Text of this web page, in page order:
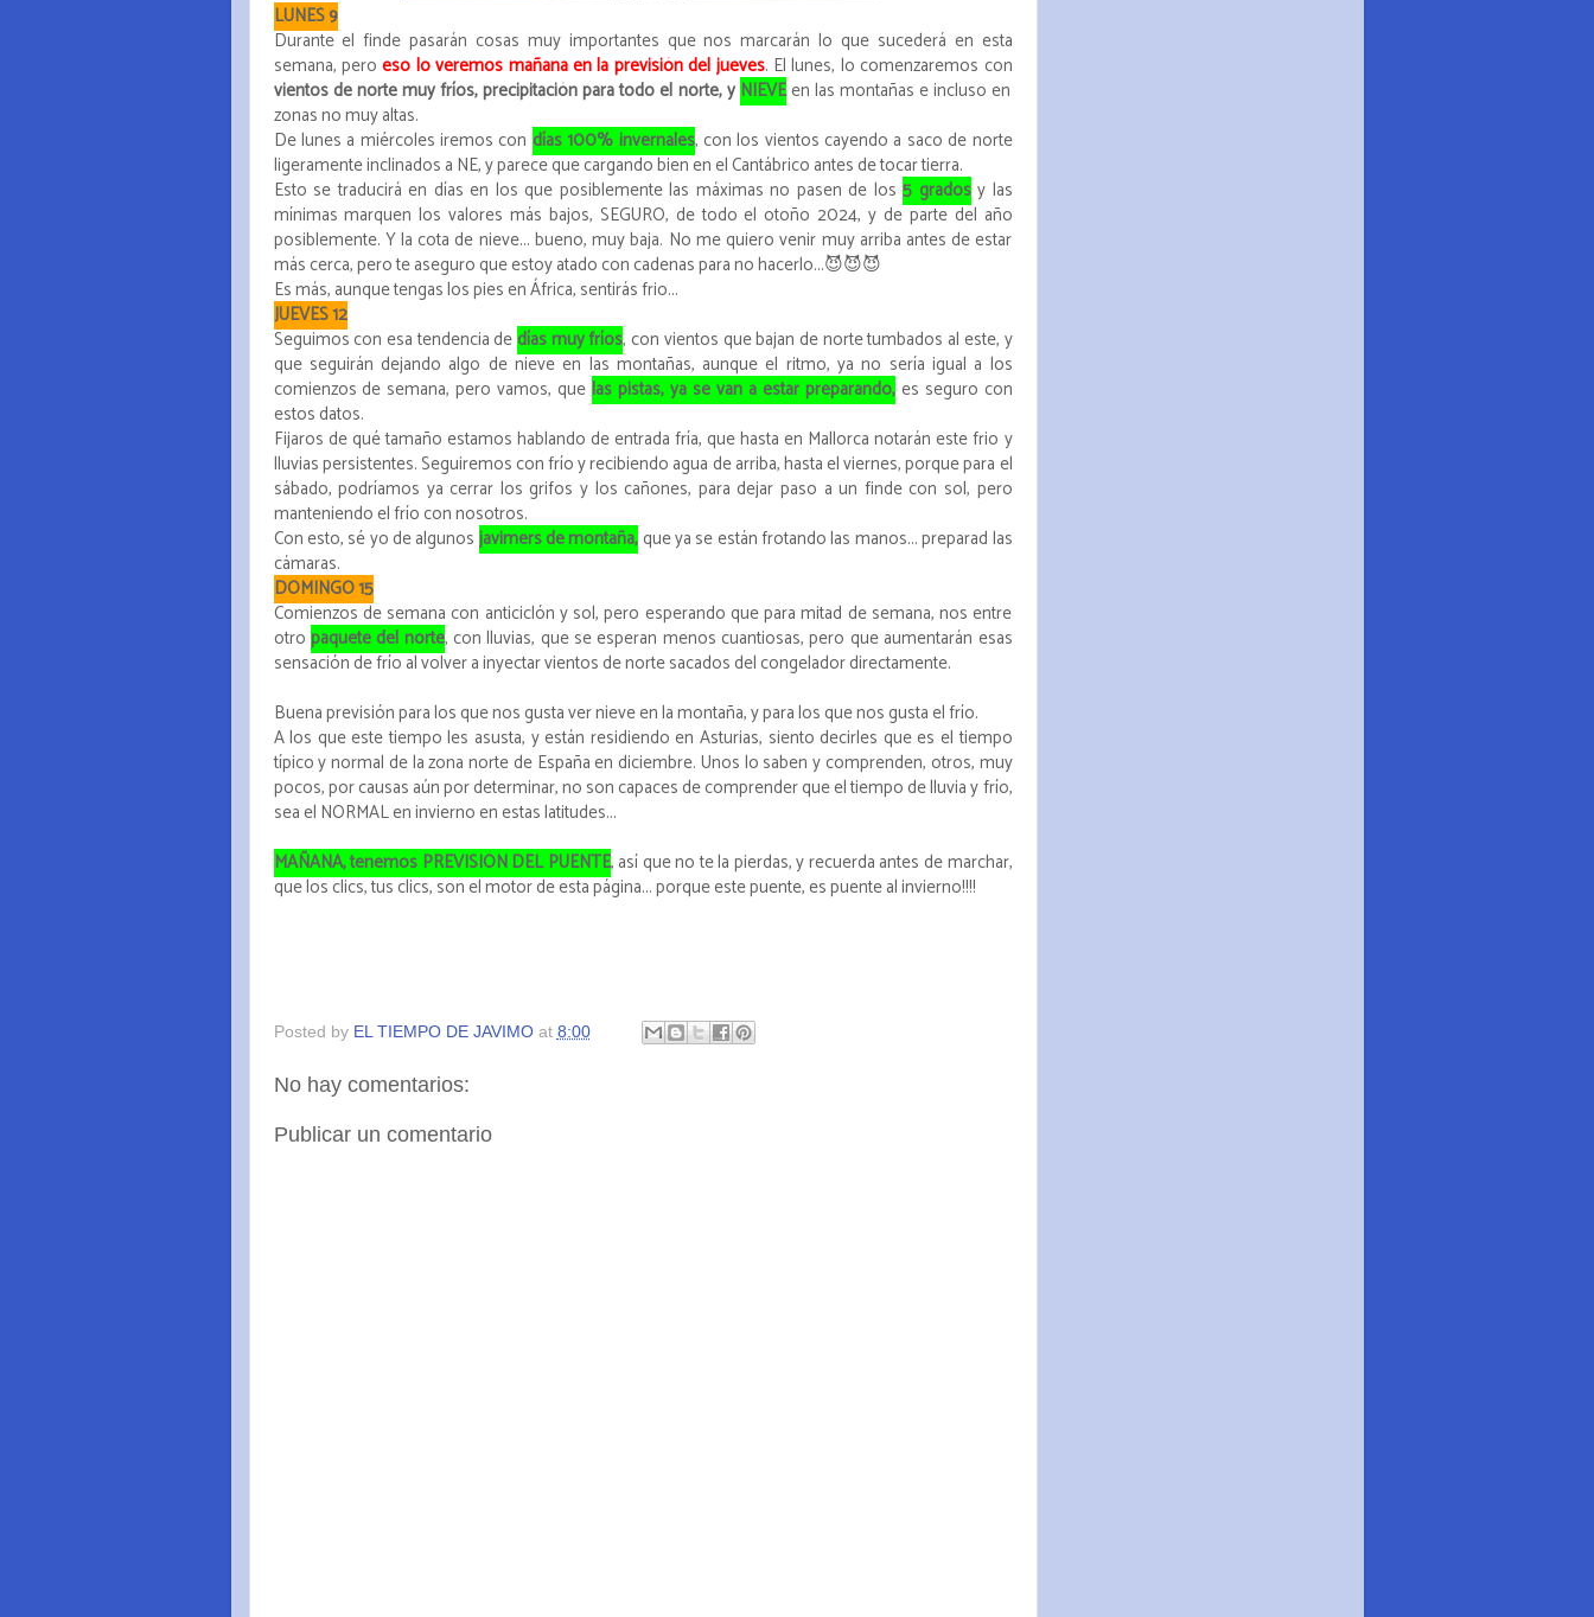
LUNES 9
Durante el finde pasarán cosas muy importantes que nos marcarán lo que sucederá en esta
semana, peroeso lo veremos mañana en la previsión del jueves. El lunes, lo comenzaremos con
vientos de norte muy fríos, precipitación para todo el norte, y NIEVEen las montañas e incluso en
zonas no muy altas.
De lunes a miércoles iremos con días 100% invernales, con los vientos cayendo a saco de norte
ligeramente inclinados a NE, y parece que cargando bien en el Cantábrico antes de tocar tierra.
Esto se traducirá en días en los que posiblemente las máximas no pasen de los 5 gradosy las
mínimas marquen los valores más bajos, SEGURO, de todo el otoño 2024, y de parte del año
posiblemente. Y la cota de nieve... bueno, muy baja. No me quiero venir muy arriba antes de estar
más cerca, pero te aseguro que estoy atado con cadenas para no hacerlo...😈😈😈
Es más, aunque tengas los pies en África, sentirás frio...
JUEVES 12
Seguimos con esa tendencia dedías muy fríos, con vientos que bajan de norte tumbados al este, y
que seguirán dejando algo de nieve en las montañas, aunque el ritmo, ya no sería igual a los
comienzos de semana, pero vamos, quelas pistas, ya se van a estar preparando,es seguro con
estos datos.
Fijaros de qué tamaño estamos hablando de entrada fría, que hasta en Mallorca notarán este frio y
lluvias persistentes. Seguiremos con frío y recibiendo agua de arriba, hasta el viernes, porque para el
sábado, podríamos ya cerrar los grifos y los cañones, para dejar paso a un finde con sol, pero
manteniendo el frío con nosotros.
Con esto, sé yo de algunos javimers de montaña, que ya se están frotando las manos... preparad las
cámaras.
DOMINGO 15
Comienzos de semana con anticiclón y sol, pero esperando que para mitad de semana, nos entre
otro paquete del norte, con lluvias, que se esperan menos cuantiosas, pero que aumentarán esas
sensación de frío al volver a inyectar vientos de norte sacados del congelador directamente.
Buena previsión para los que nos gusta ver nieve en la montaña, y para los que nos gusta el frío.
A los que este tiempo les asusta, y están residiendo en Asturias, siento decirles que es el tiempo
típico y normal de la zona norte de España en diciembre. Unos lo saben y comprenden, otros, muy
pocos, por causas aún por determinar, no son capaces de comprender que el tiempo de lluvia y frío,
sea el NORMAL en invierno en estas latitudes...
MAÑANA, tenemos PREVISIÓN DEL PUENTE, así que no te la pierdas, y recuerda antes de marchar,
que los clics, tus clics, son el motor de esta página... porque este puente, es puente al invierno!!!!
Posted by EL TIEMPO DE JAVIMO at 8:00
No hay comentarios:
Publicar un comentario